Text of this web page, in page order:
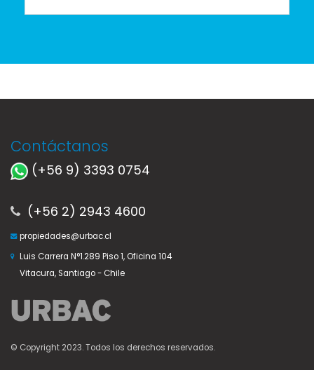
Contáctanos
(+56 9) 3393 0754
(+56 2) 2943 4600
propiedades@urbac.cl
Luis Carrera N°1.289 Piso 1, Oficina 104
Vitacura, Santiago - Chile
© Copyright 2023. Todos los derechos reservados.